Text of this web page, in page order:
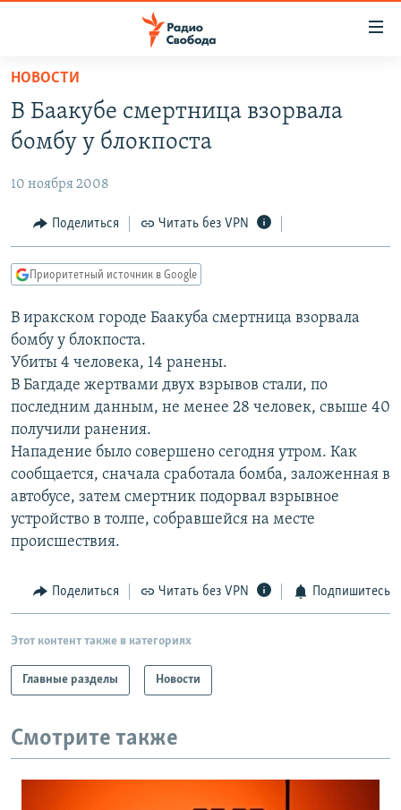
упрощенного
доступа
Вернуться
основному
Вернутся
главной
навигации
Вернутся
поиску
ПРОГРАММЫ
ПОДКАСТЫ
АВТОРСКИЕ ПРОЕКТЫ
ЦИТАТЫ СВОБОДЫ
МНЕНИЯ
IDEL.РЕАЛИИ
КАВКАЗ.РЕАЛИИ
СЕВЕР.РЕАЛИИ
СИБИРЬ.РЕАЛИИ
РАСПИСАНИЕ ВЕЩАНИЯ
ПОДПИШИТЕСЬ НА РАССЫЛКУ
СОЦИАЛЬНЫЕ СЕТИ
Все сайты РСЕ/РС
НОВОСТИ
В Баакубе смертница взорвала
бомбу у блокпоста
10 ноября 2008
Поделиться Читать без VPN
Приоритетный источник в Google
В иракском городе Баакуба смертница взорвала
бомбу у блокпоста.
Убиты 4 человека, 14 ранены.
В Багдаде жертвами двух взрывов стали, по
последним данным, не менее 28 человек, свыше 40
получили ранения.
Нападение было совершено сегодня утром. Как
сообщается, сначала сработала бомба, заложенная в
автобусе, затем смертник подорвал взрывное
устройство в толпе, собравшейся на месте
происшествия.
Поделиться Читать без VPN Подпишитесь
Этот контент также в категориях
Главные разделы Новости
Смотрите также